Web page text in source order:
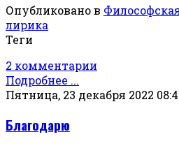
Опубликовано в
лирика
Теги
2 комментарии
Подробнее ...
Пятница, 23 декабря 2022
Благодарю